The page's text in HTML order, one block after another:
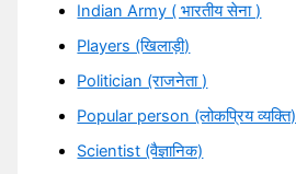
Indian Army ( भारतीय सेना )
Players (खिलाड़ी)
Politician (राजनेता )
Popular person (लोकप्रिय व्यक्ति)
Scientist (वैज्ञानिक)